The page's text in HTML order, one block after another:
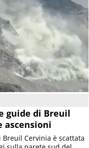
guide di Breuil
ascensioni
Cervinia è scattata